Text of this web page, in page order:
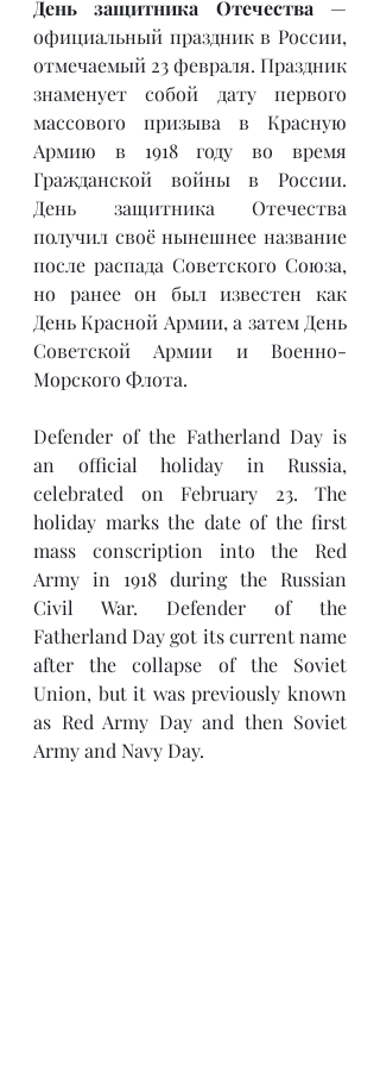
День защитника Отечества —
официальный праздник в России,
отмечаемый 23 февраля. Праздник
знаменует собой дату первого
массового призыва в Красную
Армию в 1918 году во время
Гражданской войны в России.
День защитника Отечества
получил своё нынешнее название
после распада Советского Союза,
но ранее он был известен как
День Красной Армии, а затем День
Советской Армии и Военно-
Морского Флота.
Defender of the Fatherland Day is
an official holiday in Russia,
celebrated on February 23. The
holiday marks the date of the first
mass conscription into the Red
Army in 1918 during the Russian
Civil War. Defender of the
Fatherland Day got its current name
after the collapse of the Soviet
Union, but it was previously known
as Red Army Day and then Soviet
Army and Navy Day.